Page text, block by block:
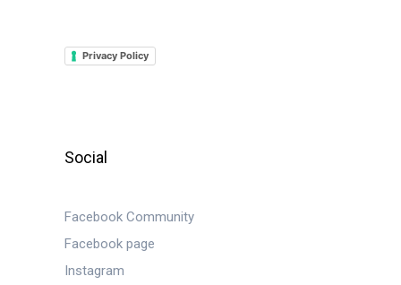
Privacy Policy
Social
Facebook Community
Facebook page
Instagram